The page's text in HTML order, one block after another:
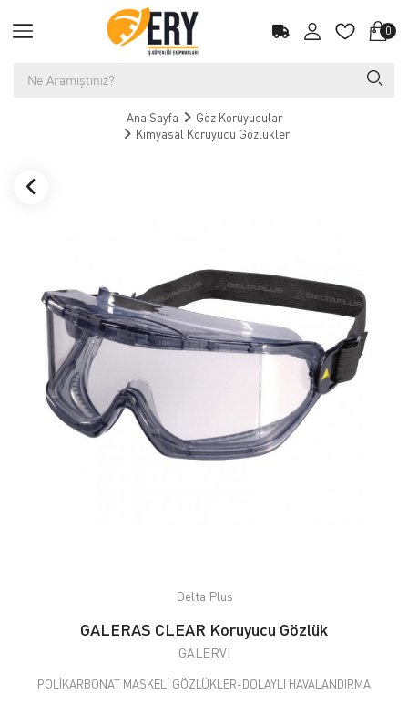
0
Ana Sayfa
Göz Koruyucular
Kimyasal Koruyucu Gözlükler
Delta Plus
GALERAS CLEAR Koruyucu Gözlük
GALERVI
POLİKARBONAT MASKELİ GÖZLÜKLER-DOLAYLI HAVALANDIRMA